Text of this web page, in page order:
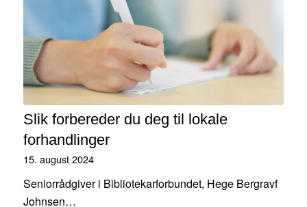
Slik forbereder du deg til lokale
forhandlinger
15. august 2024
Seniorrådgiver i Bibliotekarforbundet, Hege Bergravf
Johnsen…